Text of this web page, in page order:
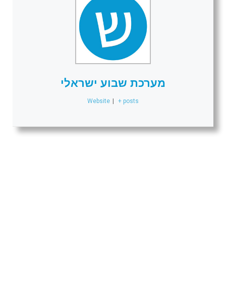
מערכת שבוע ישראלי
Website | + posts